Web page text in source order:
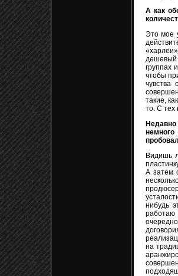
А как
Это мое
дешевый
группах
чтобы
такие,
то. С тех
Видишь
А затем
нибудь
работаю
на